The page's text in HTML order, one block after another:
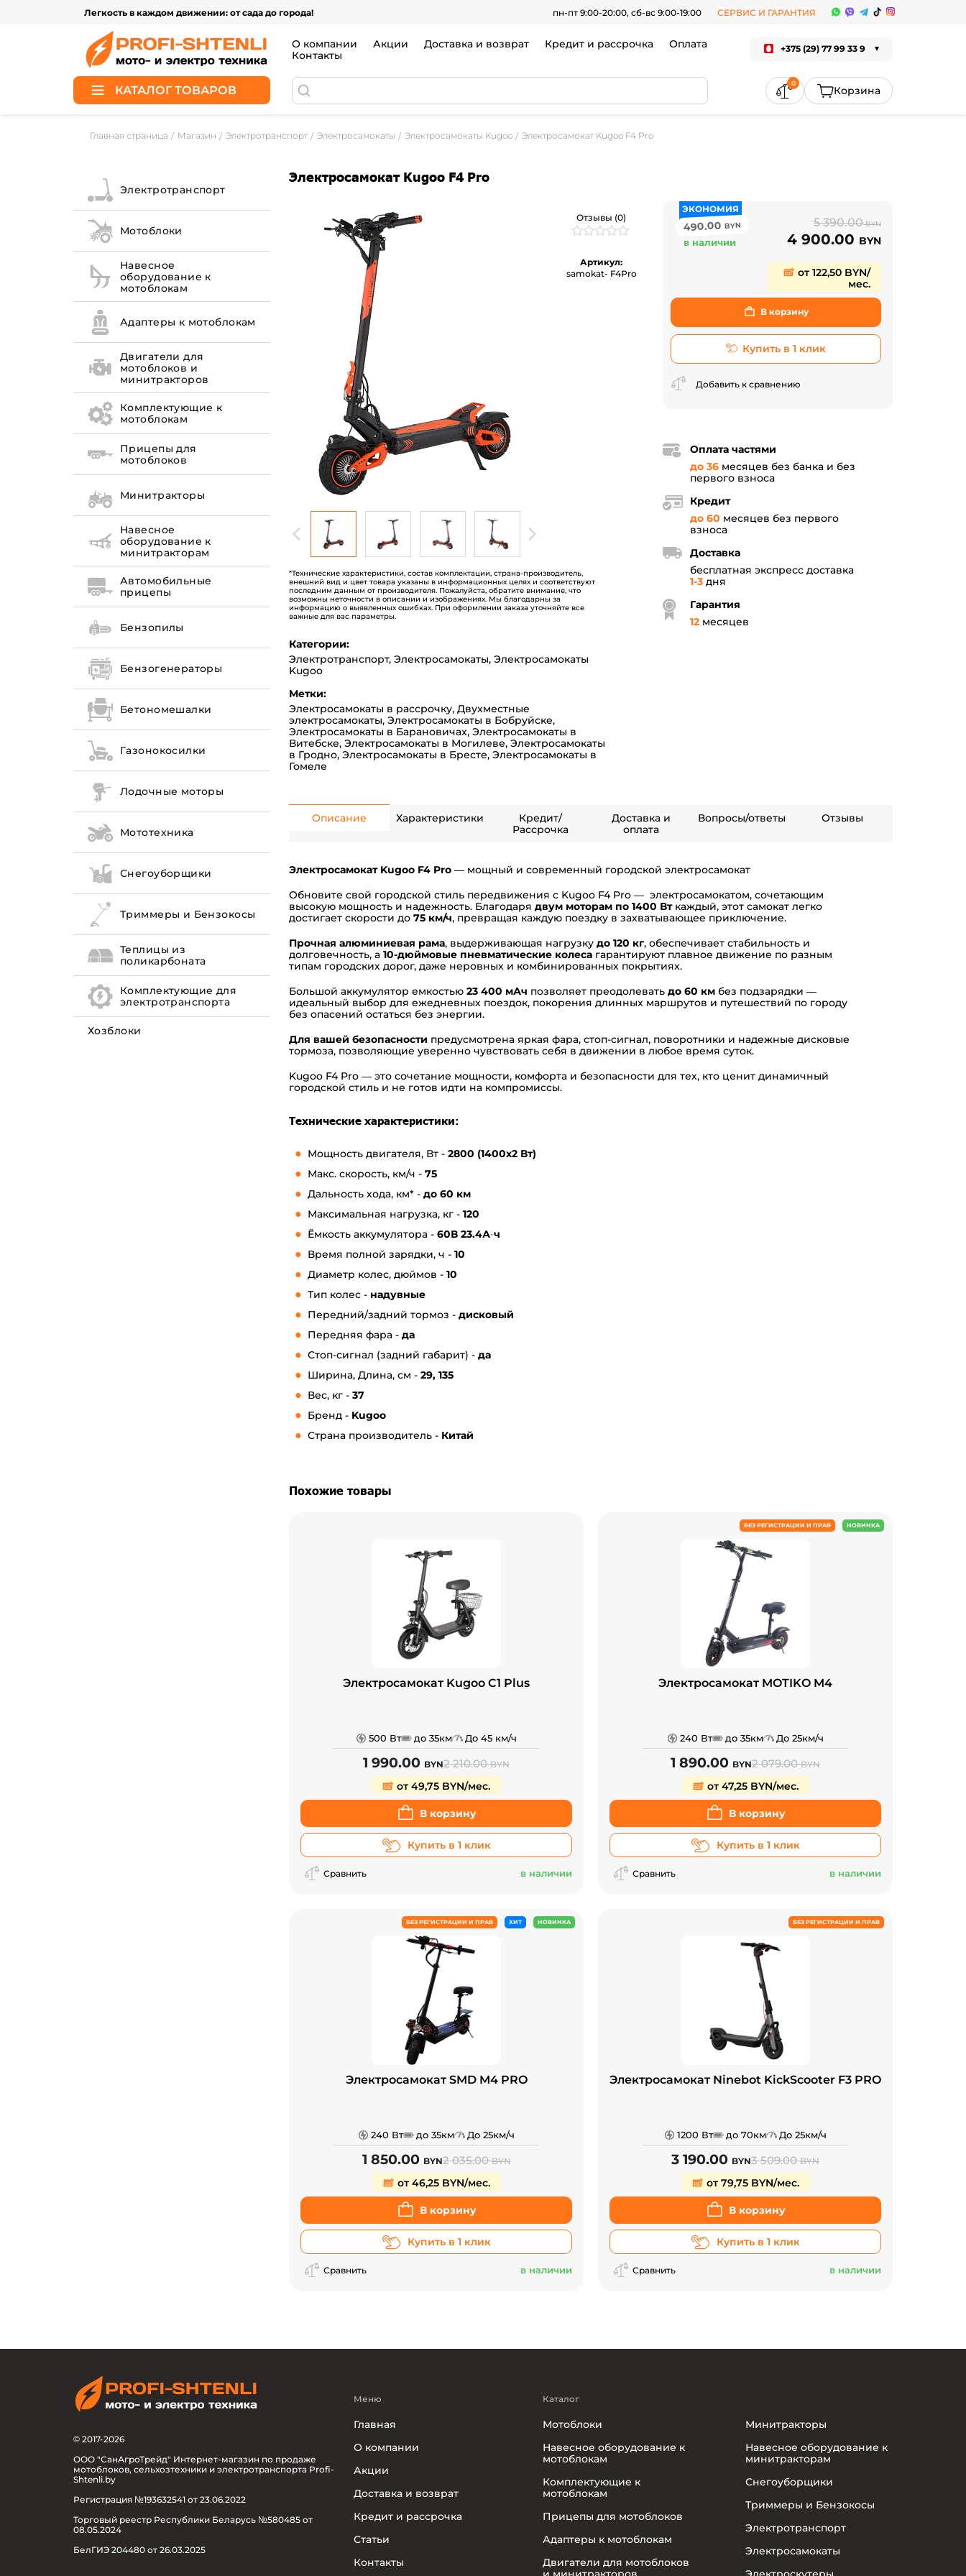
Легкость в каждом движении: от сада до города! пн-пт 9:00-20:00, сб-вс 9:00-19:00 СЕРВИС И ГАРАНТИЯ
О компании Акции Доставка и возврат Кредит и рассрочка
Оплата
Контакты
+375 (29) 77 99 33 9
КАТАЛОГ ТОВАРОВ
0
Главная страница Магазин Электротранспорт Электросамокаты Электросамокаты Kugoo Электросамокат Kugoo F4 Pro
Электротранспорт
Мотоблоки
Навесное
оборудование к
мотоблокам
Адаптеры к мотоблокам
Двигатели для
мотоблоков и
минитракторов
Комплектующие к
мотоблокам
Прицепы для
мотоблоков
Минитракторы
Навесное
оборудование к
минитракторам
Автомобильные
прицепы
Бензопилы
Бензогенераторы
Бетономешалки
Газонокосилки
Лодочные моторы
Мототехника
Снегоуборщики
Триммеры и Бензокосы
Теплицы из
поликарбоната
Комплектующие для
электротранспорта
Хозблоки
Электросамокат Kugoo F4 Pro
Отзывы (0)
из
5
Артикул:
samokat- F4Pro
*Технические характеристики, состав комплектации, страна-производитель,
внешний вид и цвет товара указаны в информационных целях и соответствуют
последним данным от производителя. Пожалуйста, обратите внимание, что
возможны неточности в описании и изображениях. Мы благодарны за
информацию о выявленных ошибках. При оформлении заказа уточняйте все
важные для вас параметры.
Категории:
Электротранспорт, Электросамокаты, Электросамокаты
Kugoo
Метки:
Электросамокаты в рассрочку, Двухместные
электросамокаты, Электросамокаты в Бобруйске,
Электросамокаты в Барановичах, Электросамокаты в
Витебске, Электросамокаты в Могилеве, Электросамокаты
в Гродно, Электросамокаты в Бресте, Электросамокаты в
Гомеле
ЭКОНОМИЯ
490.00BYN
в наличии
5 390.00BYN
4 900.00 BYN
от 122,50 BYN/
мес.
В корзину
Купить в 1 клик
Добавить к сравнению
Оплата частями
до 36 месяцев без банка и без
первого взноса
Кредит
до 60 месяцев без первого
взноса
Доставка
бесплатная экспресс доставка
1-3 дня
Гарантия
12 месяцев
Описание Характеристики
Кредит/
Рассрочка
Доставка и
оплата
Вопросы/ответы Отзывы
Электросамокат Kugoo F4 Pro — мощный и современный городской электросамокат
Обновите свой городской стиль передвижения с Kugoo F4 Pro — электросамокатом, сочетающим
высокую мощность и надежность. Благодаря двум моторам по 1400 Вткаждый, этот самокат легко
достигает скорости до 75 км/ч, превращая каждую поездку в захватывающее приключение.
Прочная алюминиевая рама, выдерживающая нагрузку до 120 кг, обеспечивает стабильность и
долговечность, а 10-дюймовые пневматические колеса гарантируют плавное движение по разным
типам городских дорог, даже неровных и комбинированных покрытиях.
Большой аккумулятор емкостью 23 400 мАч позволяет преодолевать до 60 км без подзарядки —
идеальный выбор для ежедневных поездок, покорения длинных маршрутов и путешествий по городу
без опасений остаться без энергии.
Для вашей безопасности предусмотрена яркая фара, стоп-сигнал, поворотники и надежные дисковые
тормоза, позволяющие уверенно чувствовать себя в движении в любое время суток.
Kugoo F4 Pro — это сочетание мощности, комфорта и безопасности для тех, кто ценит динамичный
городской стиль и не готов идти на компромиссы.
Технические характеристики:
Мощность двигателя, Вт - 2800 (1400x2 Вт)
Макс. скорость, км/ч - 75
Дальность хода, км* - до 60 км
Максимальная нагрузка, кг - 120
Ёмкость аккумулятора - 60В 23.4А·ч
Время полной зарядки, ч - 10
Диаметр колес, дюймов - 10
Тип колес - надувные
Передний/задний тормоз - дисковый
Передняя фара - да
Стоп-сигнал (задний габарит) - да
Ширина, Длина, см - 29, 135
Вес, кг - 37
Бренд - Kugoo
Страна производитель - Китай
Похожие товары
Электросамокат Kugoo C1 Plus
500 Вт до 35км До 45 км/ч
1 990.00 BYN2 210.00BYN
от 49,75 BYN/мес.
В корзину
Купить в 1 клик
Сравнить в наличии
БЕЗ РЕГИСТРАЦИИ И ПРАВ НОВИНКА
Электросамокат MOTIKO M4
240 Вт до 35км До 25км/ч
1 890.00 BYN2 079.00BYN
от 47,25 BYN/мес.
В корзину
Купить в 1 клик
Сравнить в наличии
БЕЗ РЕГИСТРАЦИИ И ПРАВ ХИТ НОВИНКА
Электросамокат SMD M4 PRO
240 Вт до 35км До 25км/ч
1 850.00 BYN2 035.00BYN
от 46,25 BYN/мес.
В корзину
Купить в 1 клик
Сравнить в наличии
БЕЗ РЕГИСТРАЦИИ И ПРАВ
Электросамокат Ninebot KickScooter F3 PRO
1200 Вт до 70км До 25км/ч
3 190.00 BYN3 509.00BYN
от 79,75 BYN/мес.
В корзину
Купить в 1 клик
Сравнить в наличии
© 2017-2026
ООО "СанАгроТрейд" Интернет-магазин по продаже
мотоблоков, сельхозтехники и электротранспорта Profi-
Shtenli.by
Регистрация №193632541 от 23.06.2022
Торговый реестр Республики Беларусь №580485 от
08.05.2024
БелГИЭ 204480 от 26.03.2025
Меню
Главная
О компании
Акции
Доставка и возврат
Кредит и рассрочка
Статьи
Контакты
Каталог
Мотоблоки
Навесное оборудование к
мотоблокам
Комплектующие к
мотоблокам
Прицепы для мотоблоков
Адаптеры к мотоблокам
Двигатели для мотоблоков
Минитракторы
Навесное оборудование к
минитракторам
Снегоуборщики
Триммеры и Бензокосы
Электротранспорт
Электросамокаты